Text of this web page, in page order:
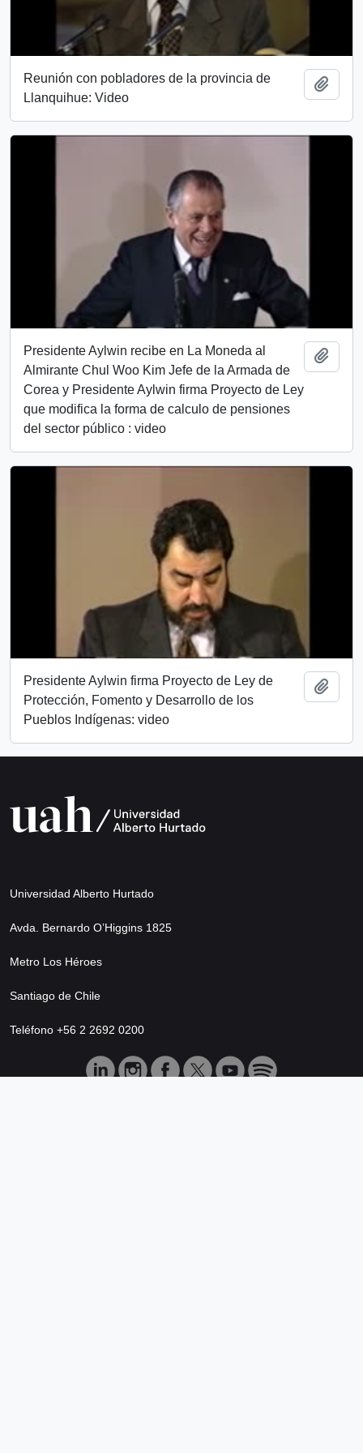
Reunión con pobladores de la provincia de
Llanquihue: Video
Presidente Aylwin recibe en La Moneda al
Almirante Chul Woo Kim Jefe de la Armada de
Corea y Presidente Aylwin firma Proyecto de Ley
que modifica la forma de calculo de pensiones
del sector público : video
Presidente Aylwin firma Proyecto de Ley de
Protección, Fomento y Desarrollo de los
Pueblos Indígenas: video
Universidad Alberto Hurtado
Avda. Bernardo O’Higgins 1825
Metro Los Héroes
Santiago de Chile
Teléfono +56 2 2692 0200